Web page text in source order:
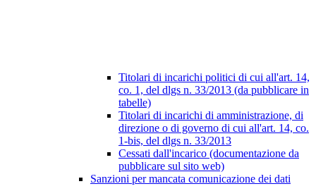
Titolari di incarichi politici di cui all'art. 14,
co. 1, del dlgs n. 33/2013 (da pubblicare in
tabelle)
Titolari di incarichi di amministrazione, di
direzione o di governo di cui all'art. 14, co.
1-bis, del dlgs n. 33/2013
Cessati dall'incarico (documentazione da
pubblicare sul sito web)
Sanzioni per mancata comunicazione dei dati